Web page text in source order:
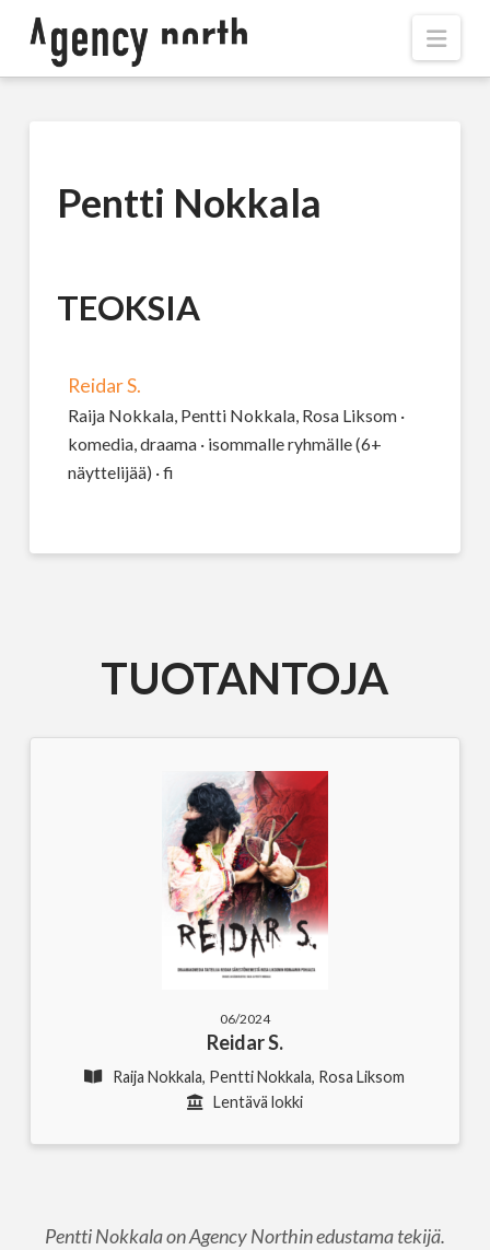
Pentti Nokkala
TEOKSIA
Reidar S.
Raija Nokkala, Pentti Nokkala, Rosa Liksom ·
komedia, draama · isommalle ryhmälle (6+
näyttelijää) · fi
TUOTANTOJA
06/2024
Reidar S.
Raija Nokkala, Pentti Nokkala, Rosa Liksom
Lentävä lokki
Pentti Nokkala on Agency Northin edustama tekijä.